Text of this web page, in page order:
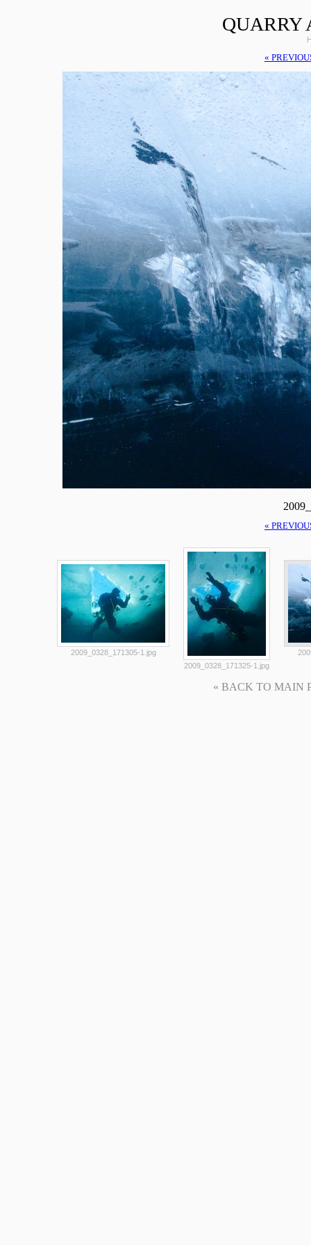
QUARRY
«
«
2009_0328_171305-1.jpg
2009_0328_171325-1.jpg
« BACK TO MAIN